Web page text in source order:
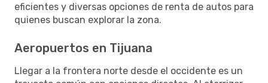
eficientes y diversas opciones de renta de autos para
quienes buscan explorar la zona.
Aeropuertos en Tijuana
Llegar a la frontera norte desde el occidente es un